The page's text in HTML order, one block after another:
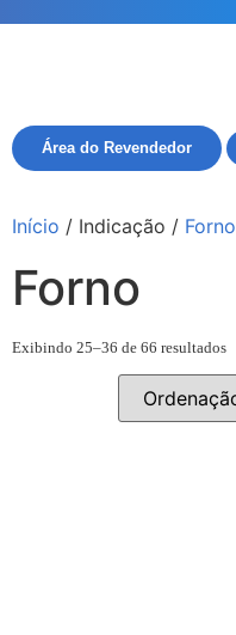
Área do Revendedor
Início / Indicação / Forno
Forno
Exibindo 25–36 de 66 resultados